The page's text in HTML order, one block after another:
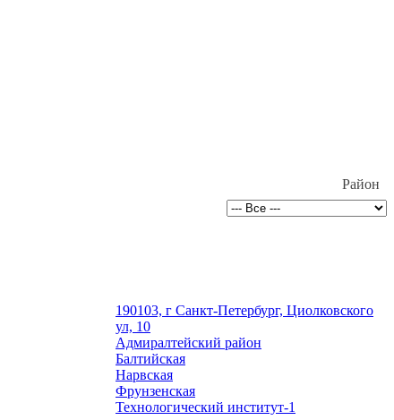
Район
190103, г Санкт-Петербург, Циолковского
ул, 10
Адмиралтейский район
Балтийская
Нарвская
Фрунзенская
Технологический институт-1